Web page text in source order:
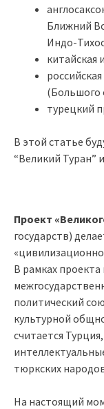
Ближний
Индо-
китайская
(Большого
турецкий
В этой статье
“Великий Туран”
Проект
государств)
В рамках
политический
культурной
считается
тюркских
На настоящий